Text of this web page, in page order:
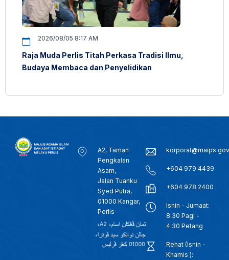
2026/08/05 8:17 AM
Raja Muda Perlis Titah Perkasa Tradisi Ilmu,
Budaya Membaca dan Penyelidikan
A2, Taman
Pengkalan
Asam,
Jalan Tuanku
Syed Putra,
01000 Kangar,
Perlis
+604 979 4439
+604 978 2400
Isnin - Jumaat:
8.30 Pagi -
4:30 Petang
Rehat (Isnin -
Khamis ):